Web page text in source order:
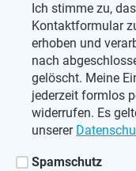
Ich stimme zu,
Kontaktformular
erhoben und
nach
gelöscht. Meine
jederzeit formlos
widerrufen. Es
unserer
Spamschutz